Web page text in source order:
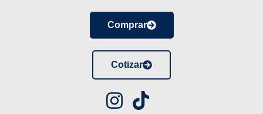
Comprar
Cotizar